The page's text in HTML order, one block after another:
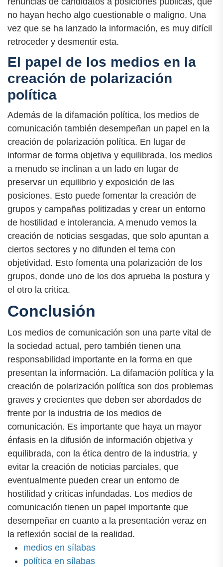
no hayan hecho algo cuestionable o maligno. Una
vez que se ha lanzado la información, es muy difícil
retroceder y desmentir esta.
El papel de los medios en la
creación de polarización
política
Además de la difamación política, los medios de
comunicación también desempeñan un papel en la
creación de polarización política. En lugar de
informar de forma objetiva y equilibrada, los medios
a menudo se inclinan a un lado en lugar de
preservar un equilibrio y exposición de las
posiciones. Esto puede fomentar la creación de
grupos y campañas politizadas y crear un entorno
de hostilidad e intolerancia. A menudo vemos la
creación de noticias sesgadas, que solo apuntan a
ciertos sectores y no difunden el tema con
objetividad. Esto fomenta una polarización de los
grupos, donde uno de los dos aprueba la postura y
el otro la critica.
Conclusión
Los medios de comunicación son una parte vital de
la sociedad actual, pero también tienen una
responsabilidad importante en la forma en que
presentan la información. La difamación política y la
creación de polarización política son dos problemas
graves y crecientes que deben ser abordados de
frente por la industria de los medios de
comunicación. Es importante que haya un mayor
énfasis en la difusión de información objetiva y
equilibrada, con la ética dentro de la industria, y
evitar la creación de noticias parciales, que
eventualmente pueden crear un entorno de
hostilidad y críticas infundadas. Los medios de
comunicación tienen un papel importante que
desempeñar en cuanto a la presentación veraz en
la reflexión social de la realidad.
medios en sílabas
política en sílabas